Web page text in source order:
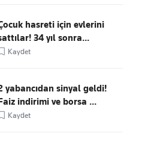
hasreti için evlerini
34 yıl sonra...
Kaydet
yabancıdan sinyal geldi!
indirimi ve borsa ...
Kaydet